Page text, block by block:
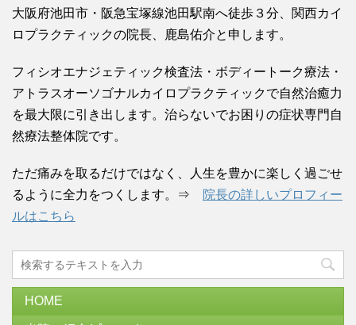
大阪府池田市・阪急宝塚線池田駅南へ徒歩３分、関西カイ
ロプラクティックの院長、鹿島佑介と申します。
フィシオエナジェティック検査法・ボディートーク療法・
アトラスオーソゴナルカイロプラクティックで自然治癒力
を最大限に引き出します。治らないでお困りの症状専門自
然療法整体院です。
ただ痛みを取るだけではなく、人生を豊かに楽しく過ごせ
るように全力をつくします。⇒
院長の詳しいプロフィー
ルはこちら
HOME